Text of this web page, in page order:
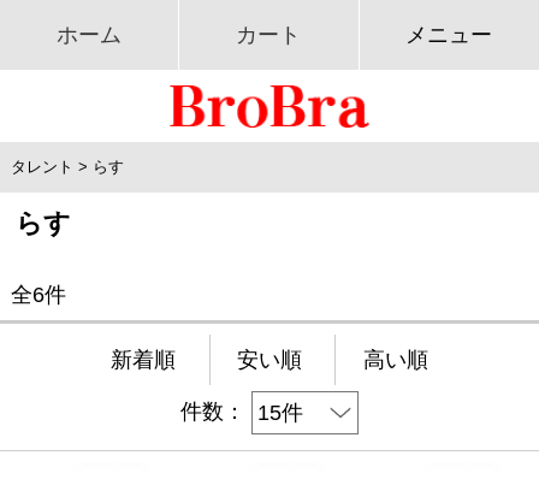
ホーム カート メニュー
タレント > らす
らす
全6件
新着順 安い順 高い順
件数：